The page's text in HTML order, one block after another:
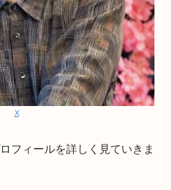
X
フィールを詳しく見ていきま